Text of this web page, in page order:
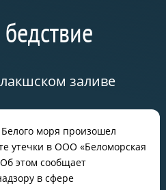
заливе
моря произошел
утечки в ООО «Беломорская
этом сообщает
в сфере